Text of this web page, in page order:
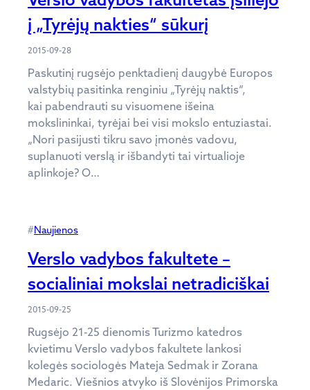
į „Tyrėjų nakties“ sūkurį
2015-09-28
Paskutinį rugsėjo penktadienį daugybė Europos
valstybių pasitinka renginiu „Tyrėjų naktis“,
kai pabendrauti su visuomene išeina
mokslininkai, tyrėjai bei visi mokslo entuziastai.
„Nori pasijusti tikru savo įmonės vadovu,
suplanuoti verslą ir išbandyti tai virtualioje
aplinkoje? O…
#Naujienos
Verslo vadybos fakultete –
socialiniai mokslai netradiciškai
2015-09-25
Rugsėjo 21-25 dienomis Turizmo katedros
kvietimu Verslo vadybos fakultete lankosi
kolegės sociologės Mateja Sedmak ir Zorana
Medaric. Viešnios atvyko iš Slovėnijos Primorska